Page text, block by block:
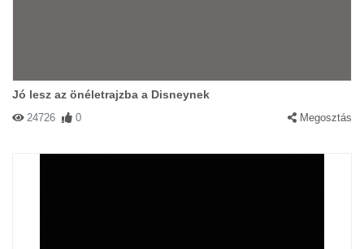
Jó lesz az önéletrajzba a Disneynek
24726 0 Megosztás